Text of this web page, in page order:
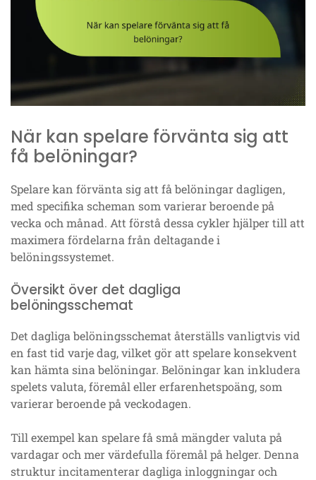
När kan spelare förvänta sig att
få belöningar?
Spelare kan förvänta sig att få belöningar dagligen,
med specifika scheman som varierar beroende på
vecka och månad. Att förstå dessa cykler hjälper till att
maximera fördelarna från deltagande i
belöningssystemet.
Översikt över det dagliga
belöningsschemat
Det dagliga belöningsschemat återställs vanligtvis vid
en fast tid varje dag, vilket gör att spelare konsekvent
kan hämta sina belöningar. Belöningar kan inkludera
spelets valuta, föremål eller erfarenhetspoäng, som
varierar beroende på veckodagen.
Till exempel kan spelare få små mängder valuta på
vardagar och mer värdefulla föremål på helger. Denna
struktur incitamenterar dagliga inloggningar och